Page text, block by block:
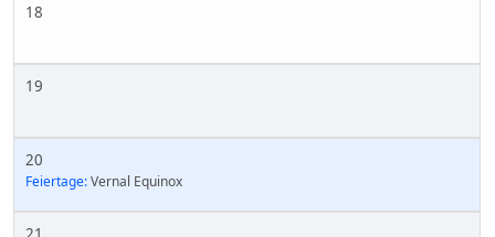
18
19
20
Feiertage:Vernal Equinox